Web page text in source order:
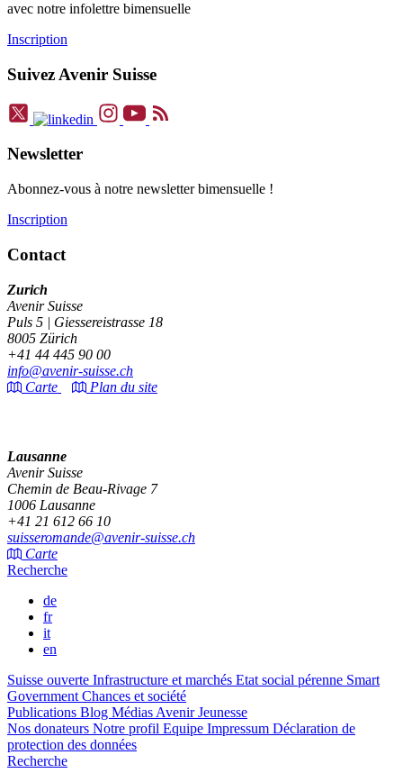
avec notre infolettre bimensuelle
Inscription
Suivez Avenir Suisse
Newsletter
Abonnez-vous à notre newsletter bimensuelle !
Inscription
Contact
Zurich
Avenir Suisse
Puls 5 | Giessereistrasse 18
8005 Zürich
+41 44 445 90 00
info@avenir-suisse.ch
Carte
Plan du site
Lausanne
Avenir Suisse
Chemin de Beau-Rivage 7
1006 Lausanne
+41 21 612 66 10
suisseromande@avenir-suisse.ch
Carte
Recherche
de
fr
it
en
Suisse ouverte Infrastructure et marchés Etat social pérenne Smart
Government Chances et société
Publications Blog Médias Avenir Jeunesse
Nos donateurs Notre profil Equipe Impressum Déclaration de
protection des données
Recherche